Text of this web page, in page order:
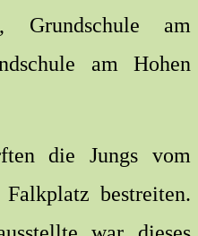
Grundschule am
am Hohen
die Jungs vom
bestreiten.